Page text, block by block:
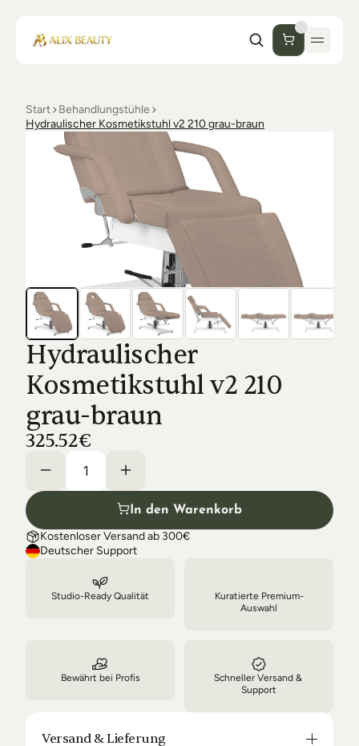
Start
Unternehmen
Desinfektion
Ästhetik
Luxmer
FAQs
Orders & Returns
Shipping & Delivery
Start
Behandlungstühle
Hydraulischer Kosmetikstuhl v2 210 grau-braun
Hydraulischer
Kosmetikstuhl v2 210
grau-braun
325.52€
In den Warenkorb
Kostenloser Versand ab 300€
Deutscher Support
Studio-Ready Qualität
Kuratierte Premium-
Auswahl
Bewährt bei Profis
Schneller Versand &
Support
Versand & Lieferung